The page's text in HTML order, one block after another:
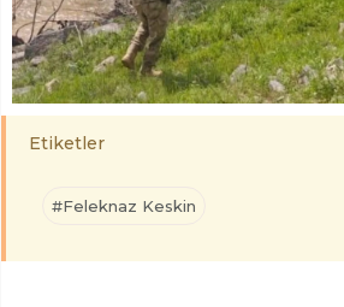
Etiketler
#Feleknaz Keskin